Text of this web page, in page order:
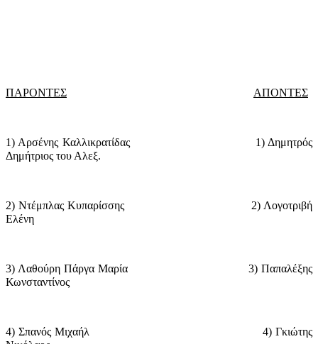
ΠΑΡΟΝΤΕΣ ΑΠΟΝΤΕΣ
1) Αρσένης Καλλικρατίδας
1) Δημητρός
Δημήτριος του Αλεξ.
2) Ντέμπλας Κυπαρίσσης
2) Λογοτριβή
Ελένη
3) Λαθούρη Πάργα Μαρία
3) Παπαλέξης
Κωνσταντίνος
4) Σπανός Μιχαήλ
4) Γκιώτης